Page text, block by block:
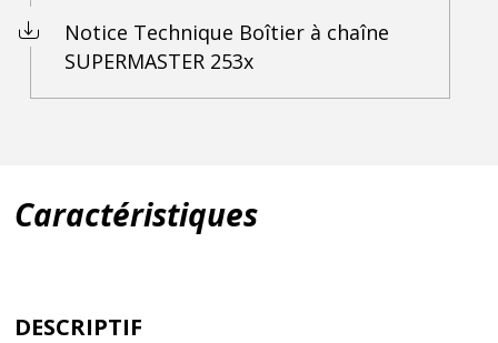
Notice Technique Boîtier à chaîne
SUPERMASTER 253x
Caractéristiques
DESCRIPTIF